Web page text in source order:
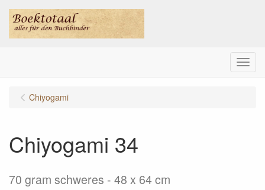
Menu
Chiyogami
Chiyogami 34
70 gram schweres - 48 x 64 cm